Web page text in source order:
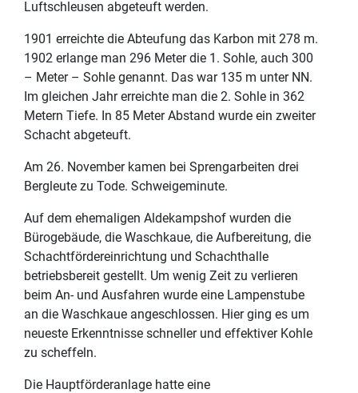
Luftschleusen abgeteuft werden.
1901 erreichte die Abteufung das Karbon mit 278 m.
1902 erlange man 296 Meter die 1. Sohle, auch 300
– Meter – Sohle genannt. Das war 135 m unter NN.
Im gleichen Jahr erreichte man die 2. Sohle in 362
Metern Tiefe. In 85 Meter Abstand wurde ein zweiter
Schacht abgeteuft.
Am 26. November kamen bei Sprengarbeiten drei
Bergleute zu Tode. Schweigeminute.
Auf dem ehemaligen Aldekampshof wurden die
Bürogebäude, die Waschkaue, die Aufbereitung, die
Schachtfördereinrichtung und Schachthalle
betriebsbereit gestellt. Um wenig Zeit zu verlieren
beim An- und Ausfahren wurde eine Lampenstube
an die Waschkaue angeschlossen. Hier ging es um
neueste Erkenntnisse schneller und effektiver Kohle
zu scheffeln.
Die Hauptförderanlage hatte eine